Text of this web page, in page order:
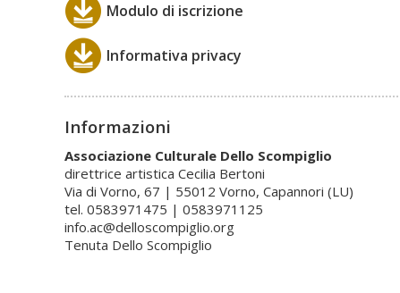
Modulo di iscrizione
Informativa privacy
Informazioni
Associazione Culturale Dello Scompiglio
direttrice artistica Cecilia Bertoni
Via di Vorno, 67 | 55012 Vorno, Capannori (LU)
tel. 0583971475 | 0583971125
info.ac@delloscompiglio.org
Tenuta Dello Scompiglio